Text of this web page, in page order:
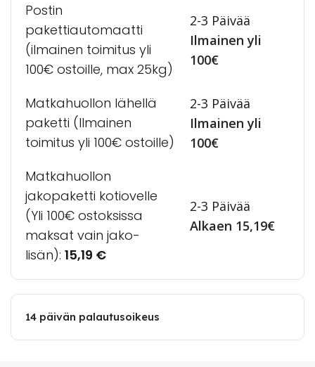
Postin
pakettiautomaatti
(ilmainen toimitus yli
100€ ostoille, max 25kg)
2-3 Päivää
Ilmainen yli
100€
Matkahuollon lähellä
paketti (Ilmainen
toimitus yli 100€ ostoille)
2-3 Päivää
Ilmainen yli
100€
Matkahuollon
jakopaketti kotiovelle
(Yli 100€ ostoksissa
maksat vain jako-
lisän): 15,19 €
2-3 Päivää
Alkaen 15,19€
14 päivän palautusoikeus